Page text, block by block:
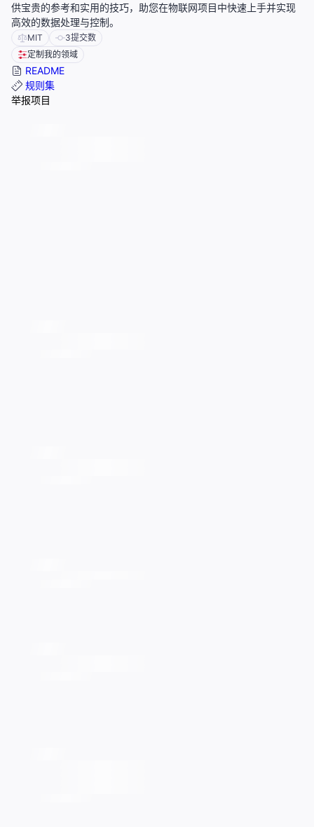
供宝贵的参考和实用的技巧，助您在物联网项目中快速上手并实现
高效的数据处理与控制。
MIT 3提交数
定制我的领域
README
规则集
举报项目